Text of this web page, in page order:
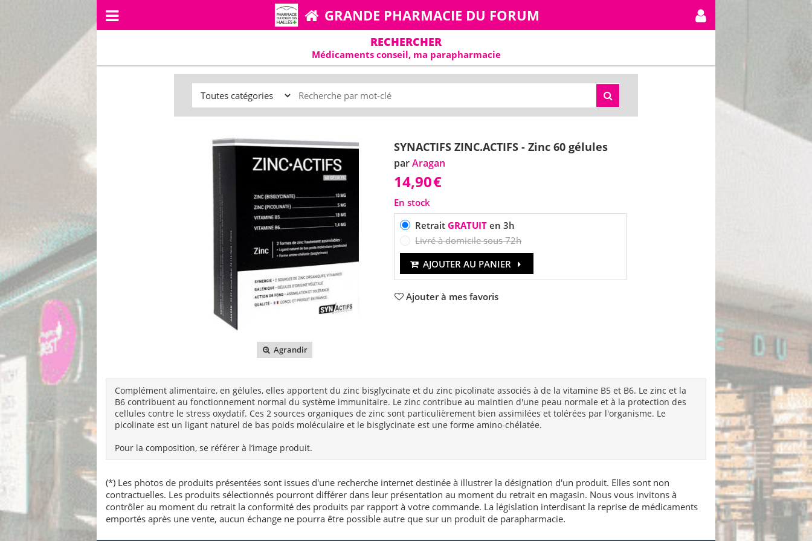
GRANDE PHARMACIE DU FORUM
RECHERCHER
Médicaments conseil, ma parapharmacie
Agrandir
SYNACTIFS ZINC.ACTIFS - Zinc 60 gélules
parAragan
14,90€
En stock
RetraitGRATUIT en 3h
Livré à domicile sous 72h
AJOUTER AU PANIER
Ajouter à mes favoris
Complément alimentaire, en gélules, elles apportent du zinc bisglycinate et du zinc picolinate associés à de la vitamine B5 et B6. Le zinc et la
B6 contribuent au fonctionnement normal du système immunitaire. Le zinc contribue au maintien d'une peau normale et à la protection des
cellules contre le stress oxydatif. Ces 2 sources organiques de zinc sont particulièrement bien assimilées et tolérées par l'organisme. Le
picolinate est un ligant naturel de bas poids moléculaire et le bisglycinate est une forme amino-chélatée.
Pour la composition, se référer à l’image produit.
(*) Les photos de produits présentées sont issues d'une recherche internet destinée à illustrer la désignation d'un produit. Elles sont non
contractuelles. Les produits sélectionnés pourront différer dans leur présentation au moment du retrait en magasin. Nous vous invitons à
contrôler au moment du retrait la conformité des produits par rapport à votre commande. La législation interdisant la reprise de médicaments
emportés après une vente, aucun échange ne pourra être possible autre que sur un produit de parapharmacie.